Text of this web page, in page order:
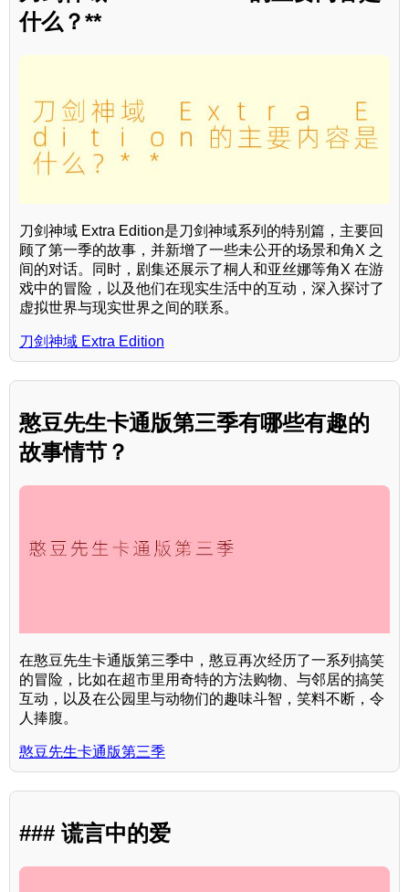
什么？**
刀剑神域 Extra Edition是刀剑神域系列的特别篇，主要回
顾了第一季的故事，并新增了一些未公开的场景和角X 之
间的对话。同时，剧集还展示了桐人和亚丝娜等角X 在游
戏中的冒险，以及他们在现实生活中的互动，深入探讨了
虚拟世界与现实世界之间的联系。
刀剑神域 Extra Edition
憨豆先生卡通版第三季有哪些有趣的
故事情节？
在憨豆先生卡通版第三季中，憨豆再次经历了一系列搞笑
的冒险，比如在超市里用奇特的方法购物、与邻居的搞笑
互动，以及在公园里与动物们的趣味斗智，笑料不断，令
人捧腹。
憨豆先生卡通版第三季
### 谎言中的爱